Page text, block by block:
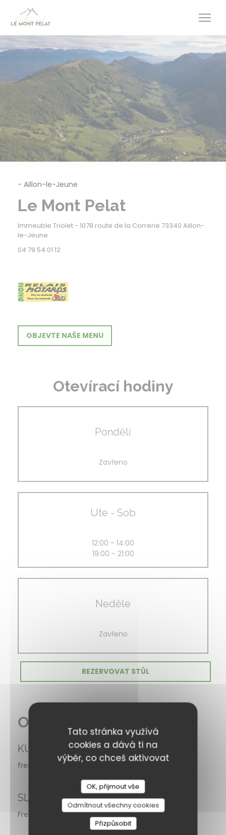
Panel pro správu cookies
Tato stránka využívá
cookies a dává ti na
výběr, co chceš aktivovat
OK, přijmout vše
Odmítnout všechny cookies
Přizpůsobit
- Aillon-le-Jeune
Le Mont Pelat
Immeuble Triolet - 1078 route de la Correrie 73340 Aillon-
le-Jeune
04 79 54 01 12
OBJEVTE NAŠE MENU
Otevírací hodiny
Pondělí
Zavřeno
Ute - Sob
12:00 - 14:00
19:00 - 21:00
Neděle
Zavřeno
REZERVOVAT STŮL
Obecné informace
KUCHYNĚ
fresh product,
SLUŽBY
Free WIFI, Private Hire,